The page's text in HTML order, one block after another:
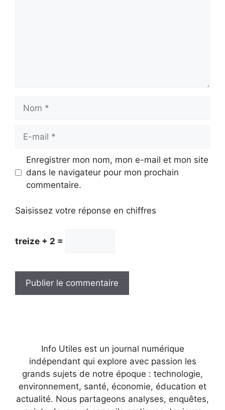
Nom
Enregistrer mon nom, mon e-mail et mon site
dans le navigateur pour mon prochain
commentaire.
Saisissez votre réponse en chiffres
treize + 2 =
Info Utiles est un journal numérique
indépendant qui explore avec passion les
grands sujets de notre époque : technologie,
environnement, santé, économie, éducation et
actualité. Nous partageons analyses, enquêtes,